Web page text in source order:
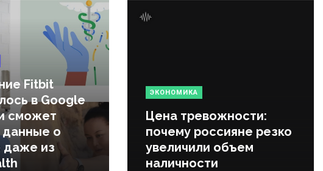
Fitbit
в Google
сможет
данные о
даже из
ЭКОНОМИКА
Цена тревожности:
почему россияне резко
увеличили объем
наличности